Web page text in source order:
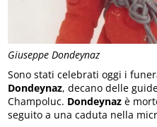
Giuseppe Dondeynaz
Sono stati celebrati oggi i
Dondeynaz, decano delle
Champoluc. Dondeynaz è
seguito a una caduta nella